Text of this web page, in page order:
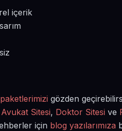
içerik
gözden
Avukat Sitesi, Doktor Sitesi ve
için blog yazılarımıza